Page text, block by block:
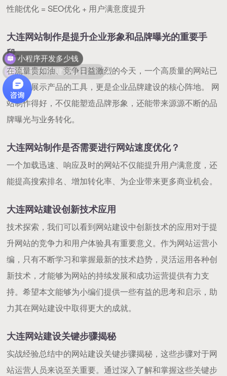
性能优化 = SEO优化 + 用户满意度提升
大连网站制作是提升企业形象和品牌曝光的重要手
段。
在流量贵如油、竞争日益激烈的今天，一个高质量的网站已
不只是展示产品的工具，更是企业品牌建设的核心阵地。 网
站制作得好，不仅能塑造品牌形象，还能带来源源不断的品
牌曝光与业务转化。
大连网站制作是否需要进行网站速度优化？
一个加载迅速、响应及时的网站不仅能提升用户满意度，还
能提高搜索排名、增加转化率、为企业带来更多商业机会。
大连网站建设创新技术应用
技术探索，我们可以看到网站建设中创新技术的应用对于提
升网站的竞争力和用户体验具有重要意义。作为网站运营小
编，只有不断学习和掌握最新的技术趋势，灵活运用各种创
新技术，才能够为网站的持续发展和成功运营提供有力支
持。希望本文能够为小编们提供一些有益的思考和启示，助
力其在网站建设中取得更大的成就。
大连网站建设关键步骤揭秘
实战经验总结中的网站建设关键步骤揭秘，这些步骤对于网
站运营人员来说至关重要。通过深入了解和掌握这些关键步
小程序开发多少钱
营销型网站建设有什么优势？